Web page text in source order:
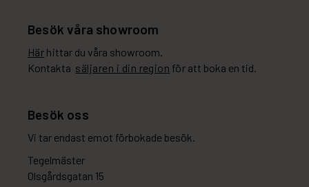
Besök våra showroom
Här hittar du våra showroom.
Kontakta säljaren i din region för att boka en tid.
Besök oss
Vi tar endast emot förbokade besök.
Tegelmäster
Olsgårdsgatan 15